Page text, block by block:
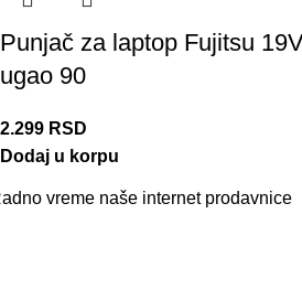
Punjač za laptop Fujitsu
ugao 90
2.299 RSD
Dodaj u korpu
vreme naše internet prodavnice